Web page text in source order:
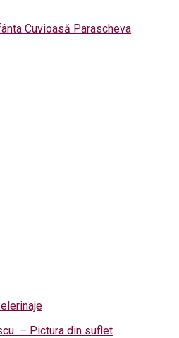
Cuvioasă Parascheva
– Pictura din suflet